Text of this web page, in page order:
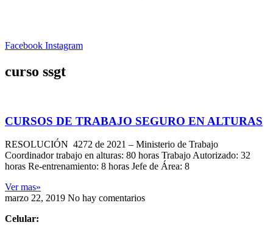
Facebook Instagram
curso ssgt
CURSOS DE TRABAJO SEGURO EN ALTURAS
RESOLUCIÓN 4272 de 2021 – Ministerio de Trabajo
Coordinador trabajo en alturas: 80 horas Trabajo Autorizado: 32
horas Re-entrenamiento: 8 horas Jefe de Área: 8
Ver mas»
marzo 22, 2019 No hay comentarios
Celular: